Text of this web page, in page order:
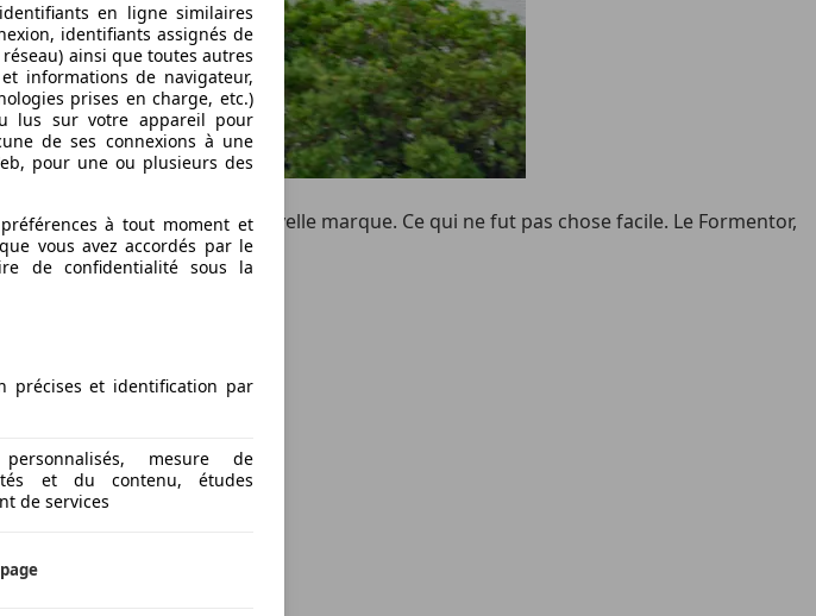
en ligne similaires
identifiants assignés de
ainsi que toutes autres
informations de navigateur,
prises en charge, etc.)
lus sur votre appareil pour
de ses connexions à une
pour une ou plusieurs des
à tout moment et
vous avez accordés par le
de confidentialité sous la
précises et identification par
mesure de
et du contenu, études
de services
seul maître à bord de la nouvelle marque. Ce qui ne fut pas chose facile. Le Formentor,